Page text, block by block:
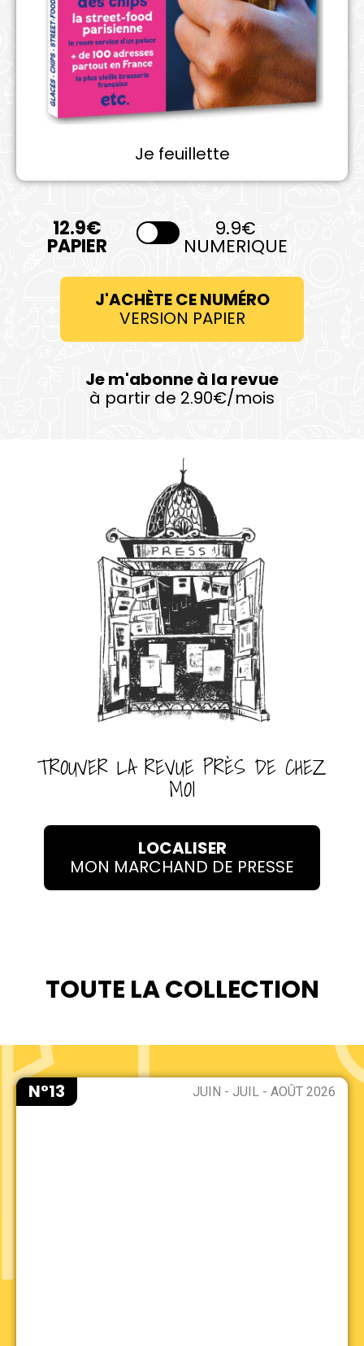
Je feuillette
9.9€
NUMERIQUE
J'ACHÈTE CE NUMÉRO
VERSION PAPIER
Je m'abonne à la revue
à partir de 2.90€/mois
TROUVER LA REVUE PRÈS DE CHEZ
MOI
LOCALISER
MON MARCHAND DE PRESSE
TOUTE LA COLLECTION
N°13 JUIN - JUIL - AOÛT 2026